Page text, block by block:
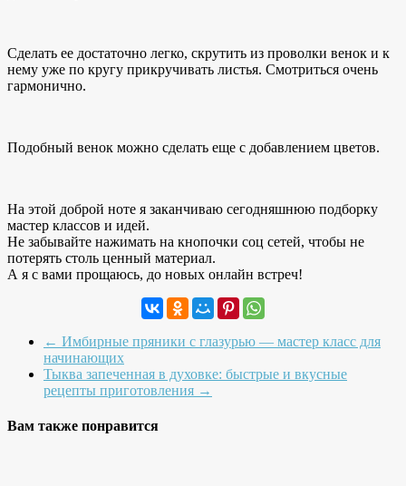
Сделать ее достаточно легко, скрутить из проволки венок и к
нему уже по кругу прикручивать листья. Смотриться очень
гармонично.
Подобный венок можно сделать еще с добавлением цветов.
На этой доброй ноте я заканчиваю сегодняшнюю подборку
мастер классов и идей.
Не забывайте нажимать на кнопочки соц сетей, чтобы не
потерять столь ценный материал.
А я с вами прощаюсь, до новых онлайн встреч!
← Имбирные пряники с глазурью — мастер класс для
начинающих
Тыква запеченная в духовке: быстрые и вкусные
рецепты приготовления →
Вам также понравится